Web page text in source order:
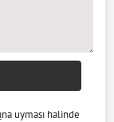
na uyması halinde